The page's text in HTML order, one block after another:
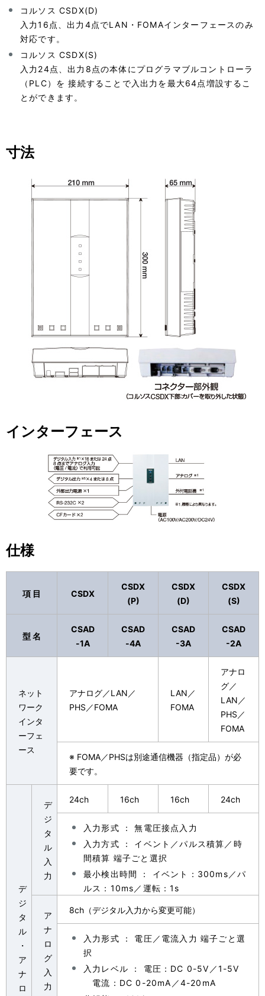
コルソス CSDX(D)
入力16点、出力4点でLAN・FOMAインターフェースのみ
対応です。
コルソス CSDX(S)
入力24点、出力8点の本体にプログラマブルコントローラ
（PLC）を 接続することで入出力を最大64点増設するこ
とができます。
寸法
インターフェース
仕様
項 目 CSDX
CSDX
(P)
CSDX
(D)
CSDX
(S)
型 名
CSAD
-1A
CSAD
-4A
CSAD
-3A
CSAD
-2A
ネット
ワーク
インタ
ーフェ
ース
アナログ／LAN／
PHS／FOMA
LAN／
FOMA
アナロ
グ／
LAN／
PHS／
FOMA
※ FOMA／PHSは別途通信機器（指定品）が必
要です。
デ
ジ
タ
ル
・
ア
ナ
ロ
デ
ジ
タ
ル
入
力
24ch 16ch 16ch 24ch
入力形式 ： 無電圧接点入力
入力方式 ： イベント／パルス積算／時
間積算 端子ごと選択
最小検出時間 ： イベント：300ms／パ
ルス：10ms／運転：1s
ア
ナ
ロ
グ
入
力
8ch（デジタル入力から変更可能）
入力形式 ： 電圧／電流入力 端子ごと選
択
入力レベル ： 電圧：DC 0-5V／1-5V
電流：DC 0-20mA／4-20mA